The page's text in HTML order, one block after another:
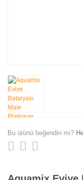
Bu ürünü beğendin mi?